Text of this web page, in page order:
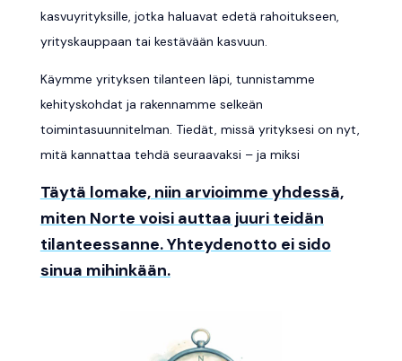
kasvuyrityksille, jotka haluavat edetä rahoitukseen,
yrityskauppaan tai kestävään kasvuun.
Käymme yrityksen tilanteen läpi, tunnistamme
kehityskohdat ja rakennamme selkeän
toimintasuunnitelman. Tiedät, missä yrityksesi on nyt,
mitä kannattaa tehdä seuraavaksi – ja miksi
Täytä lomake, niin arvioimme yhdessä,
miten Norte voisi auttaa juuri teidän
tilanteessanne. Yhteydenotto ei sido
sinua mihinkään.